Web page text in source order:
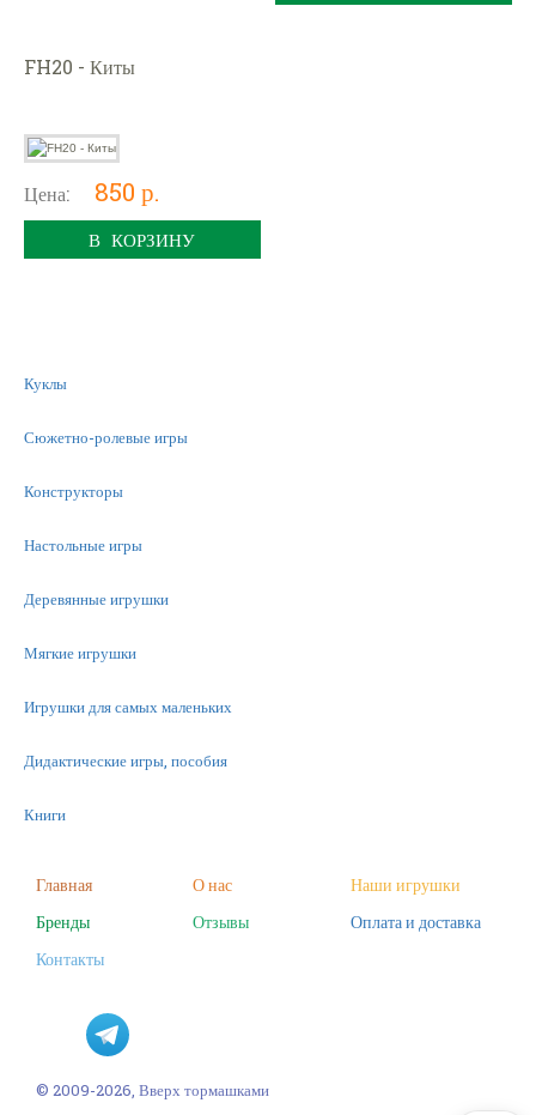
FH20 - Киты
Цена: 850 р.
В КОРЗИНУ
Куклы
Сюжетно-ролевые игры
Конструкторы
Настольные игры
Деревянные игрушки
Мягкие игрушки
Игрушки для самых маленьких
Дидактические игры, пособия
Книги
Фигурки
Наборы для творчества
Пазлы
Главная О нас
Наши игрушки
Бренды
Отзывы
Оплата и доставка
Контакты
© 2009-2026, Вверх тормашками